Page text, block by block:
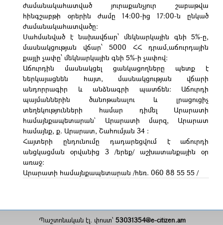
ժամանակահատված յուրաքանչյուր շաբաթվա
հինգշաբթի օրերին ժամը 14:00-ից 17:00-ն ընկած
ժամանակահատվածը:
Սահմանված է նախավճար՝ մեկնարկային գնի 5%-ը,
մասնակցության վճար՝ 5000 ՀՀ դրամ,աճուրդային
քայլի չափը՝ մեկնարկային գնի 5%-ի չափով:
Աճուրդին մասնակցել ցանկացողները պետք է
ներկայացնեն հայտ, մասնակցության վճարի
անդորրագիր և անձնագրի պատճեն: Աճուրդի
պայմաններին ծանոթանալու և լրացուցիչ
տեղեկությունների համար դիմել Արարատի
համայնքապետարան` Արարատի մարզ, Արարատ
համայնք, ք. Արարատ, Շահումյան 34 :
Հայտերի ընդունումը դադարեցվում է աճուրդի
անցկացման օրվանից 3 /երեք/ աշխատանքային օր
առաջ:
Արարատի համայնքապետարան /հեռ. 060 88 55 55 /
Պաշտոնական էլ. փոստ` 53031354@e-citizen.am